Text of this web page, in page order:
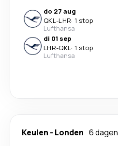
do 27 aug
QKL-LHR· 1 stop
Lufthansa
di 01 sep
LHR-QKL· 1 stop
Lufthansa
Keulen - Londen 6 dagen